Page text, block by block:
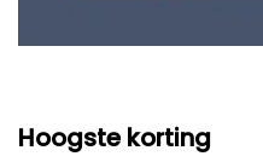
Hoogste korting